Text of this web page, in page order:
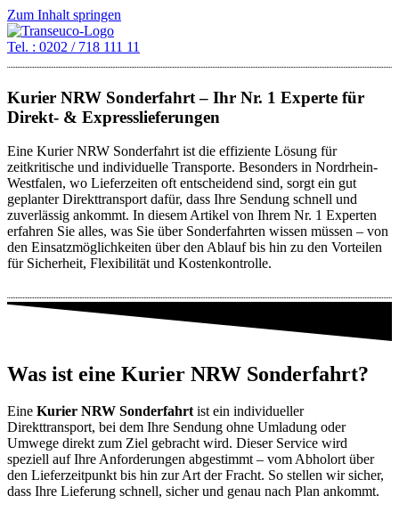
Zum Inhalt springen
Tel. : 0202 / 718 111 11
Kurier NRW Sonderfahrt – Ihr Nr. 1 Experte für
Direkt- & Expresslieferungen
Eine Kurier NRW Sonderfahrt ist die effiziente Lösung für
zeitkritische und individuelle Transporte. Besonders in Nordrhein-
Westfalen, wo Lieferzeiten oft entscheidend sind, sorgt ein gut
geplanter Direkttransport dafür, dass Ihre Sendung schnell und
zuverlässig ankommt. In diesem Artikel von Ihrem Nr. 1 Experten
erfahren Sie alles, was Sie über Sonderfahrten wissen müssen – von
den Einsatzmöglichkeiten über den Ablauf bis hin zu den Vorteilen
für Sicherheit, Flexibilität und Kostenkontrolle.
Was ist eine Kurier NRW Sonderfahrt?
Eine Kurier NRW Sonderfahrtist ein individueller
Direkttransport, bei dem Ihre Sendung ohne Umladung oder
Umwege direkt zum Ziel gebracht wird. Dieser Service wird
speziell auf Ihre Anforderungen abgestimmt – vom Abholort über
den Lieferzeitpunkt bis hin zur Art der Fracht. So stellen wir sicher,
dass Ihre Lieferung schnell, sicher und genau nach Plan ankommt.